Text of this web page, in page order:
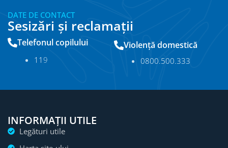
DATE DE CONTACT
Sesizări și reclamații
Telefonul copilului
11 9
Violență domestică
0800.500.333
INFORMAȚII UTILE
Legături utile